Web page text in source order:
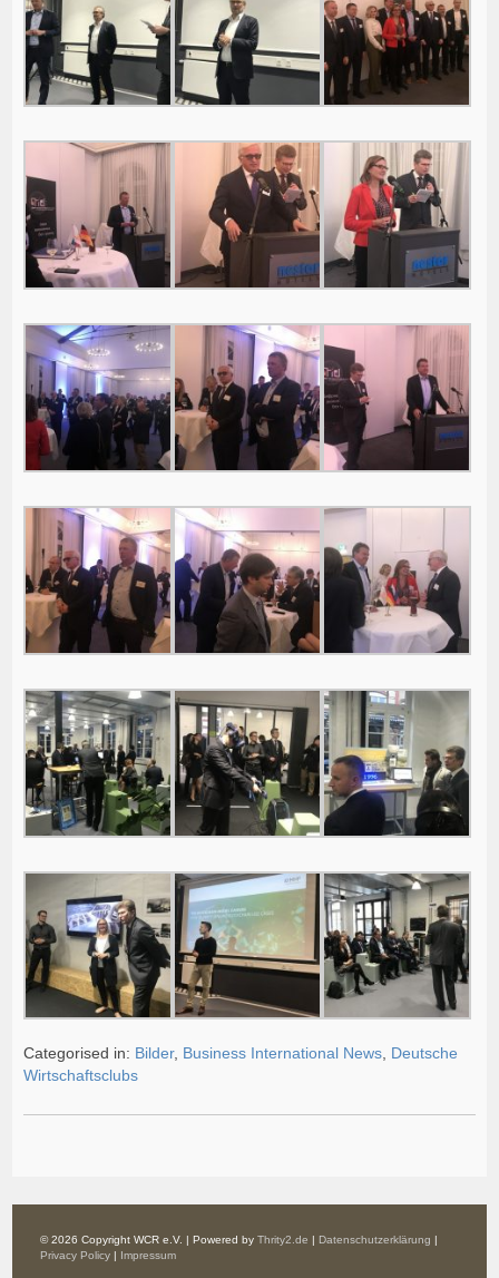
Categorised in: Bilder, Business International News, Deutsche
Wirtschaftsclubs
© 2026 Copyright WCR e.V. | Powered byThrity2.de Datenschutzerklärung
Privacy Policy
Impressum